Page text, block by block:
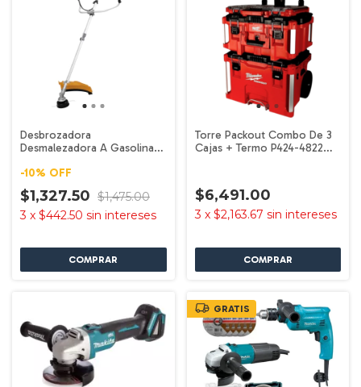
Desbrozadora
Desmalezadora A Gasolina
Profesional + Disco
-10% OFF
$1,327.50 $1,475.00
3 x $442.50 sin intereses
Torre Packout Combo De 3
Cajas + Termo P424-4822
$6,491.00
3 x $2,163.67 sin intereses
GRATIS